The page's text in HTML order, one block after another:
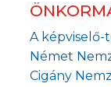
A
Német
Cigány